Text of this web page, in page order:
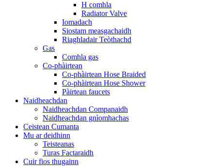
H comhla
Radiator Valve
Iomadach
Siostam measgachaidh
Riaghladair Teòthachd
Gas
Comhla gas
Co-phàirtean
Co-phàirtean Hose Braided
Co-phàirtean Hose Shower
Pàirtean faucets
Naidheachdan
Naidheachdan Companaidh
Naidheachdan gnìomhachas
Ceistean Cumanta
Mu ar deidhinn
Teisteanas
Turas Factaraidh
Cuir fios thugainn